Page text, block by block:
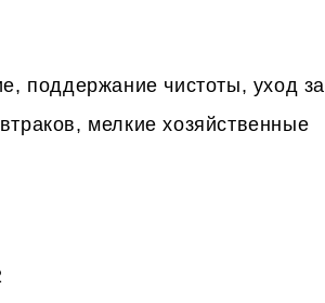
поддержание чистоты, уход за
мелкие хозяйственные